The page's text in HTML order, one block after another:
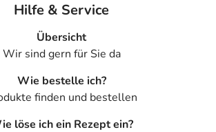
Hilfe & Service
Übersicht
Wir sind gern für Sie da
Wie bestelle ich?
finden und bestellen
löse ich ein Rezept ein?